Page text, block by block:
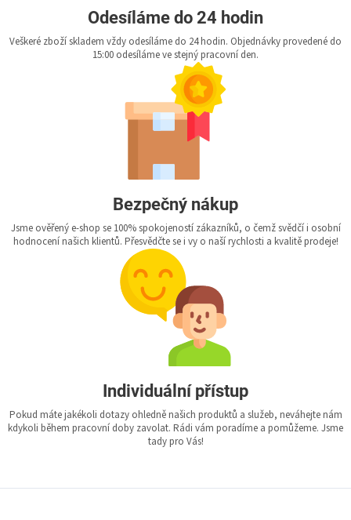
Odesíláme do 24 hodin
Veškeré zboží skladem vždy odesíláme do 24 hodin. Objednávky provedené do
15:00 odesíláme ve stejný pracovní den.
Bezpečný nákup
Jsme ověřený e-shop se 100% spokojeností zákazníků, o čemž svědčí i osobní
hodnocení našich klientů. Přesvědčte se i vy o naší rychlosti a kvalitě prodeje!
Individuální přístup
Pokud máte jakékoli dotazy ohledně našich produktů a služeb, neváhejte nám
kdykoli během pracovní doby zavolat. Rádi vám poradíme a pomůžeme. Jsme
tady pro Vás!